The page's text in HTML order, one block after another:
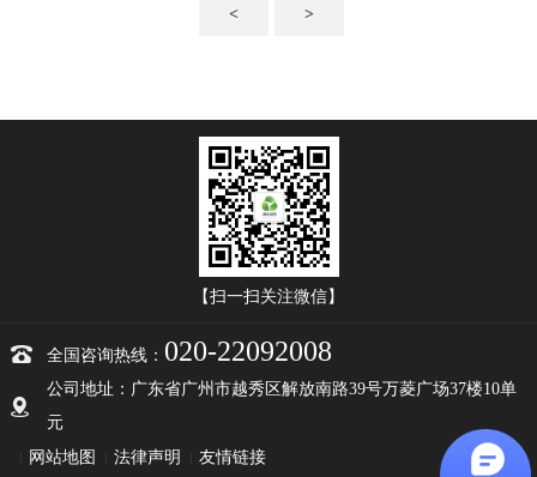
< >
【扫一扫关注微信】
全国咨询热线： 020-22092008
公司地址：广东省广州市越秀区解放南路39号万菱广场37楼10单
元
网站地图
法律声明 友情链接